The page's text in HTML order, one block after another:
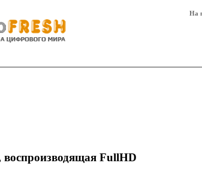
На
воспроизводящая FullHD